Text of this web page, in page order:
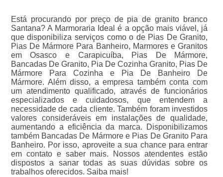
Está procurando por preço de pia de granito branco
Santana? A Marmoraria Ideal é a opção mais viável, já
que disponibiliza serviços como o de Pias De Granito,
Pias De Mármore Para Banheiro, Marmores e Granitos
em Osasco e Carapicuíba, Pias De Mármore,
Bancadas De Granito, Pia De Cozinha Granito, Pias De
Mármore Para Cozinha e Pia De Banheiro De
Mármore. Além disso, a empresa também conta com
um atendimento qualificado, através de funcionários
especializados e cuidadosos, que entendem a
necessidade de cada cliente. Também foram investidos
valores consideráveis em instalações de qualidade,
aumentando a eficiência da marca. Disponibilizamos
também Bancadas De Mármore e Pias De Granito Para
Banheiro. Por isso, aproveite a sua chance para entrar
em contato e saber mais. Nossos atendentes estão
dispostos a sanar todas as suas dúvidas sobre os
trabalhos oferecidos. Saiba mais!